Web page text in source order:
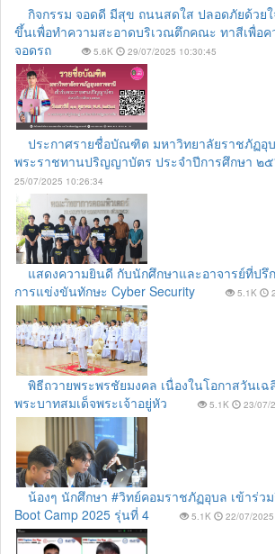
กิจกรรม จอดดี มีสุข ถนนสดใส ปลอดภัยด้วย
ขึ้นเพื่อทำความสะอาดบริเวณตึกคณะ ทาสีเพื่อค
จอดรถ
5.6K 29/07/2025 10:30:45
ประกาศรายชื่อบัณฑิต มหาวิทยาลัยราชภัฏอุ
พระราชทานปริญญาบัตร ประจำปีการศึกษา ๒
25/07/2025 10:26:34
แสดงความยินดี กับนักศึกษาและอาจารย์ที่ปรึ
การแข่งขันทักษะ Cyber Security
5.1K
พิธีถวายพระพรชัยมงคล เนื่องในโอกาสวันเ
พระบาทสมเด็จพระเจ้าอยู่หัว
5.1K 23/07/
น้องๆ นักศึกษา #วิทย์คอมราชภัฏอุบล เข้าร่วม
Boot Camp 2025 รุ่นที่ 4
5.1K 22/07/